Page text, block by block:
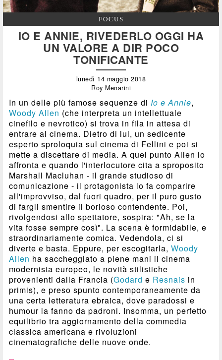
FOCUS
IO E ANNIE, RIVEDERLO OGGI HA
UN VALORE A DIR POCO
TONIFICANTE
lunedì 14 maggio 2018
Roy Menarini
In un delle più famose sequenze diIo e Annie,
Woody Allen (che interpreta un intellettuale
cinefilo e nevrotico) si trova in fila in attesa di
entrare al cinema. Dietro di lui, un sedicente
esperto sproloquia sul cinema di Fellini e poi si
mette a discettare di media. A quel punto Allen lo
affronta e quando l'interlocutore cita a sproposito
Marshall Macluhan - il grande studioso di
comunicazione - il protagonista lo fa comparire
all'improvviso, dal fuori quadro, per il puro gusto
di fargli smentire il borioso contendente. Poi,
rivolgendosi allo spettatore, sospira: "Ah, se la
vita fosse sempre così". La scena è formidabile, e
straordinariamente comica. Vedendola, ci si
diverte e basta. Eppure, per escogitarla,Woody
Allen ha saccheggiato a piene mani il cinema
modernista europeo, le novità stilistiche
provenienti dalla Francia (Godard e Resnais in
primis), e preso spunto contemporaneamente da
una certa letteratura ebraica, dove paradossi e
humour la fanno da padroni. Insomma, un perfetto
equilibrio tra aggiornamento della commedia
classica americana e rivoluzioni
cinematografiche delle nuove onde.